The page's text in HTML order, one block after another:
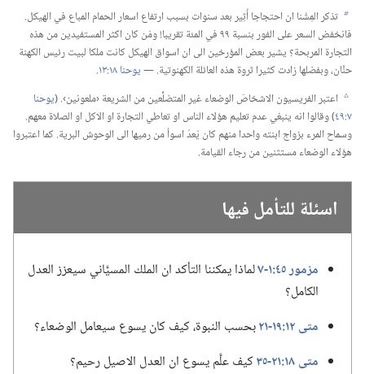
b تذكر المِشْنا ان احتجاجا أُثِير بعد سنوات بسبب ارتفاع اسعار الحمام المباع في الهيكل.‏
فانخفض السعر على الفور بنسبة ٩٩ في المئة تقريبا!‏ ومَن كان اكثر المستفيدين من هذه
التجارة المربحة؟‏ يشير بعض المؤرخين الى ان اسواق الهيكل كانت ملكا لبيت رئيس الكهنة
حنَّان،‏ وبفضلها زادت كثيرا ثروة هذه العائلة الكهنوتية.‏ —‏يوحنا ١٨:‏١٣ ‏.‏
c اعتبر الفريسيون الاشخاصَ الوضعاء غير المتضلِّعين من الشريعة ‹ملعونين›.‏ (‏يوحنا
٧:‏٤٩
‏)‏ وقالوا انه ينبغي عدم تعليم هؤلاء الناس او تعاطي التجارة او الاكل او الصلاة معهم.‏
وسماح المرء بزواج ابنته واحدا منهم كان يُعدّ اسوأ من رميها الى الوحوش البرية.‏ كما اعتبروا
هؤلاء الوضعاء مستثنين من رجاء القيامة.‏
اسئلة للتأمل فيها
مزمور ٤٥:‏​١-‏٧
لماذا يمكننا التأكد ان الملك المسيَّاني سيعزز العدل
الكامل؟‏
متى ١٢:‏​١٩-‏٢١
بحسب النبوة،‏ كيف كان يسوع سيعامل الوضعاء؟‏
متى ١٨:‏​٢١-‏٣٥
كيف علَّم يسوع ان العدل الاصيل رحيم؟‏